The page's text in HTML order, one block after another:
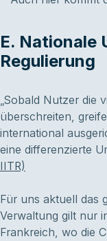
E. Nationale
Regulierung
„Sobald Nutzer die
überschreiten,
international
eine differenzierte
IITR)
Für uns aktuell das
Verwaltung gilt nur
Frankreich, wo die